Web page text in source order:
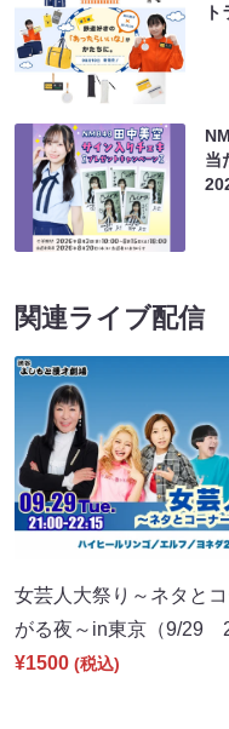
当
関連ライブ配信
女芸人大祭り～ネタと
がる夜～in東京（9/29
¥1500 (税込)